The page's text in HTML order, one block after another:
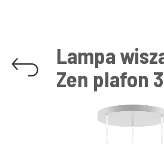
Lampa
Zen plafon